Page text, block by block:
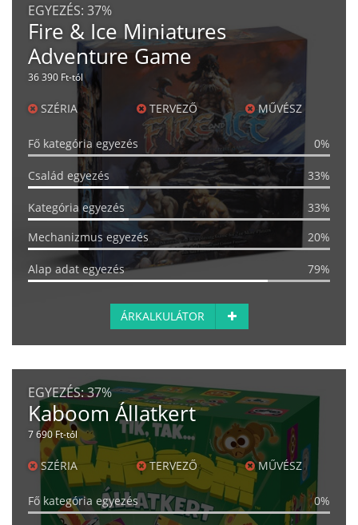
EGYEZÉS: 37%
Fire & Ice Miniatures
Adventure Game
36 390 Ft-tól
SZÉRIA TERVEZŐ MŰVÉSZ
Fő kategória egyezés 0%
Család egyezés 33%
Kategória egyezés
33%
Mechanizmus egyezés
20%
Alap adat egyezés 79%
ÁRKALKULÁTOR
EGYEZÉS:37%
Kaboom Állatkert
7 690 Ft-tól
SZÉRIA TERVEZŐ MŰVÉSZ
Fő kategória egyezés 0%